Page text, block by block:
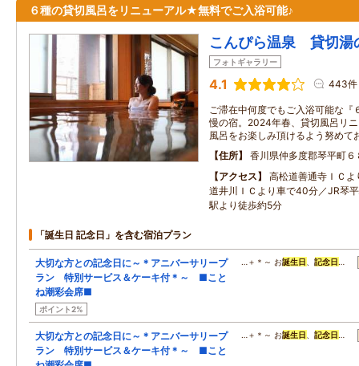
６種の貸切風呂をリニューアル★無料でご入浴可能♪
こんぴら温泉 貸切
フォトギャラリー
4.1 443件
ご滞在中何度でもご入浴可能な『
慢の宿。2024年春、貸切風呂リ
風呂をお楽しみ頂けるよう努めて
住所
香川県仲多度郡琴平町６
アクセス
高松道善通寺ＩＣ
道井川ＩＣより車で40分／JR琴
駅より徒歩約5分
「誕生日 記念日」を含む宿泊プラン
大切な方との記念日に～＊アニバーサリープ
ラン 特別サービス＆ケーキ付＊～ ■こと
ね潮彩会席■
ポイント2%
…＋＊～ お誕生日 、記念日 …
大切な方との記念日に～＊アニバーサリープ
ラン 特別サービス＆ケーキ付＊～ ■こと
…＋＊～ お誕生日 、記念日 …